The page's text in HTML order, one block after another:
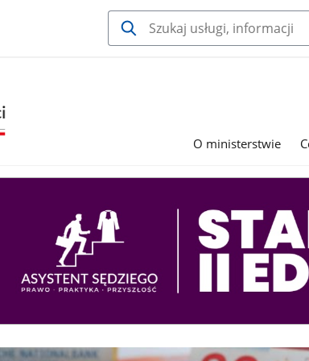
O ministerstwie